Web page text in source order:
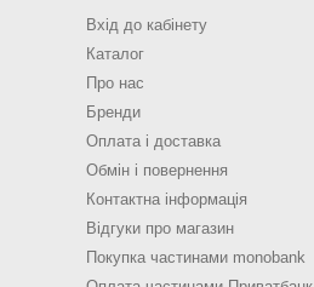
Вхід до кабінету
Каталог
Про нас
Бренди
Оплата і доставка
Обмін і повернення
Контактна інформація
Відгуки про магазин
Покупка частинами monobank